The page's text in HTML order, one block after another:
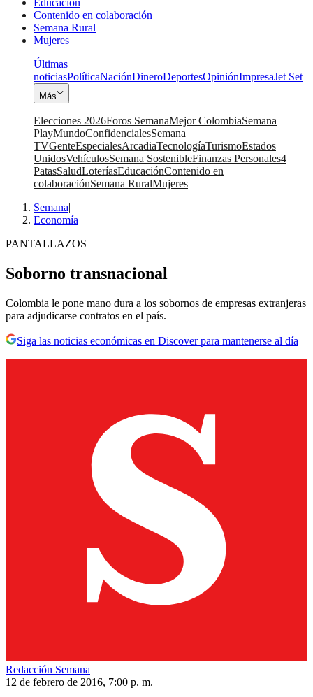
Contenido en colaboración
Semana Rural
Mujeres
Últimas
noticiasPolíticaNaciónDineroDeportesOpiniónImpresaJet Set
Más
Elecciones 2026Foros SemanaMejor ColombiaSemana
PlayMundoConfidencialesSemana
TVGenteEspecialesArcadiaTecnologíaTurismoEstados
UnidosVehículosSemana SostenibleFinanzas Personales4
PatasSaludLoteríasEducaciónContenido en
colaboraciónSemana RuralMujeres
Semana|
Economía
PANTALLAZOS
Soborno transnacional
Colombia le pone mano dura a los sobornos de empresas extranjeras
para adjudicarse contratos en el país.
Siga las noticias económicas en Discover para mantenerse al día
Redacción Semana
12 de febrero de 2016, 7:00 p. m.